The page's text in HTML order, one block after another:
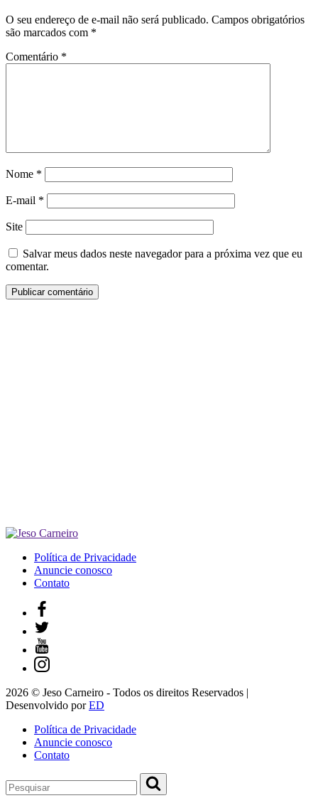
O seu endereço de e-mail não será publicado. Campos obrigatórios
são marcados com *
Comentário *
Nome *
E-mail *
Site
Salvar meus dados neste navegador para a próxima vez que eu
comentar.
Política de Privacidade
Anuncie conosco
Contato
2026 © Jeso Carneiro - Todos os direitos Reservados |
Desenvolvido porED
Política de Privacidade
Anuncie conosco
Contato